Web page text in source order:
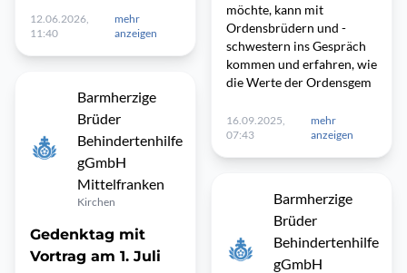
12.06.2026,
11:40
mehr
anzeigen
Barmherzige
Brüder
Behindertenhilfe
gGmbH
Mittelfranken
Kirchen
Gedenktag mit
Vortrag am 1. Juli
möchte, kann mit
Ordensbrüdern und -
schwestern ins Gespräch
kommen und erfahren, wie
die Werte der Ordensgem
16.09.2025,
07:43
mehr
anzeigen
Barmherzige
Brüder
Behindertenhilfe
gGmbH